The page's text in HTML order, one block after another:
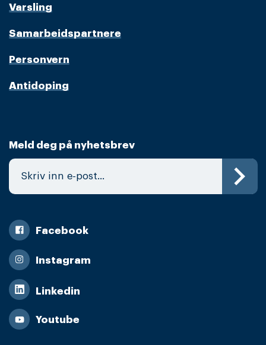
Varsling
Samarbeidspartnere
Personvern
Antidoping
Meld deg på nyhetsbrev
Facebook
Instagram
Linkedin
Youtube